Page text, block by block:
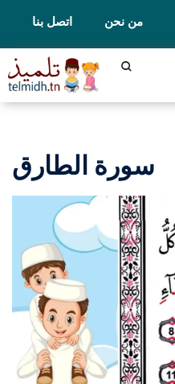
اتصل بنا من نحن
سورة الطارق